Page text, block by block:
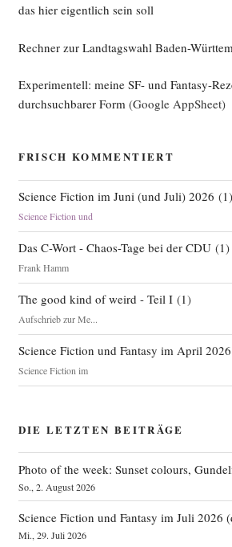
das hier eigentlich sein soll
Rechner zur Landtagswahl Baden-
Experimentell: meine SF- und Fantasy-
durchsuchbarer Form(Google AppSheet)
FRISCH KOMMENTIERT
Science Fiction im Juni (und Juli) 2026 (1)
Science Fiction und
Das C-Wort - Chaos-Tage bei der CDU(1)
Frank Hamm
The good kind of weird - Teil I(1)
Aufschrieb zur Me...
Science Fiction und Fantasy im April 2026
Science Fiction im
DIE LETZTEN BEITRÄGE
Photo of the week: Sunset colours,
So., 2. August 2026
Science Fiction und Fantasy im Juli 2026
Mi., 29. Juli 2026